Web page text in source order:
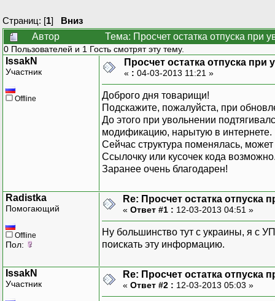
Страниц: [1] Вниз
Автор
Тема: Просчет остатка отпуска
0 Пользователей и 1 Гость смотрят эту тему.
IssakN
Участник
Offline
Просчет остатка отпуска
« : 04-03-2013 11:21 »
Доброго дня товарищи!
Подскажите, пожалуйста, при
До этого при увольнении
модификацию, нарытую в интернете.
Сейчас структура поменялась,
Ссылочку или кусочек кода
Заранее очень благодарен!
Radistka
Помогающий
Offline
Пол:
Re: Просчет остатка отпуска
« Ответ #1 : 12-03-2013 04:51 »
Ну большинство тут с украины, я с
поискать эту информацию.
IssakN
Участник
Re: Просчет остатка отпуска
« Ответ #2 : 12-03-2013 05:03 »